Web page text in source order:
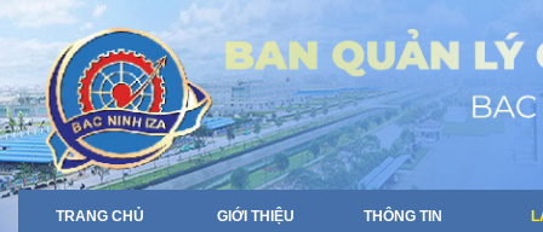
TRANG CHỦ GIỚI THIỆU THÔNG TIN